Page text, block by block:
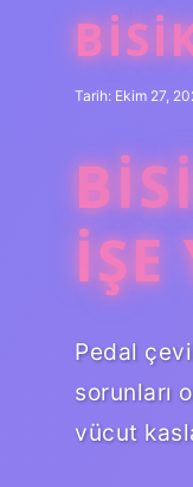
Tarih: Ekim 27,
IŞE
Pedal
sorunları
vücut